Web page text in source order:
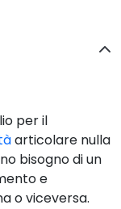
per il
articolare nulla
bisogno di un
e
o viceversa.